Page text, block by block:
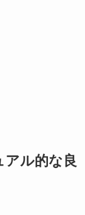
アル的な良